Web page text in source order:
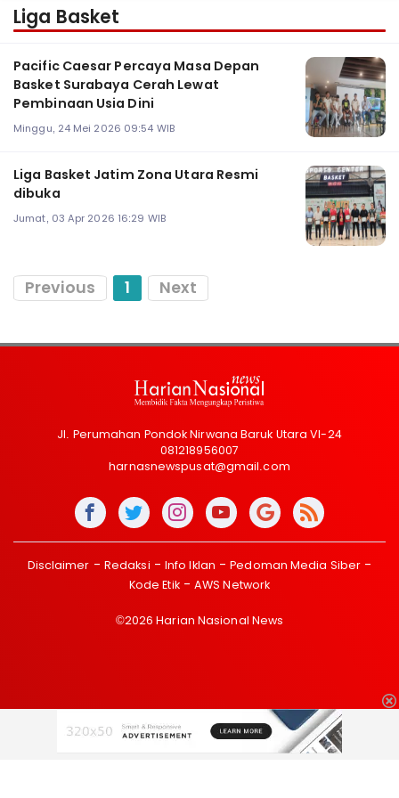
Liga Basket
Pacific Caesar Percaya Masa Depan
Basket Surabaya Cerah Lewat
Pembinaan Usia Dini
Minggu, 24 Mei 2026 09:54 WIB
Liga Basket Jatim Zona Utara Resmi
dibuka
Jumat, 03 Apr 2026 16:29 WIB
Previous 1 Next
Jl. Perumahan Pondok Nirwana Baruk Utara VI-24
081218956007
harnasnewspusat@gmail.com
Disclaimer Redaksi Info Iklan
Pedoman Media Siber
Kode Etik
AWS Network
©2026 Harian Nasional News